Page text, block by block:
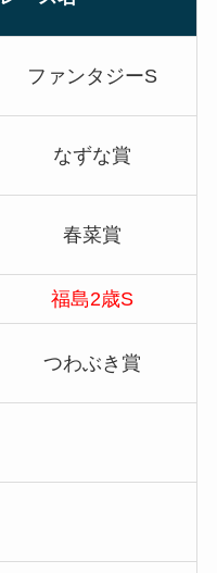
ファンタジーS
なずな賞
春菜賞
福島2歳S
つわぶき賞